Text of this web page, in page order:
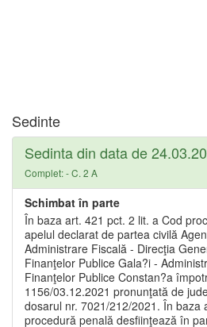
Sedinte
Sedinta din data de
Complet: - C. 2 A
Schimbat în parte
În baza art. 421 pct. 2 lit. a Cod
apelul declarat de partea civilă
Administrare Fiscală - Direcţia
Finanţelor Publice Gala?i -
Finanţelor Publice Constan?a
1156/03.12.2021 pronunţată de
dosarul nr. 7021/212/2021. În baza
procedură penală desfiinţează în